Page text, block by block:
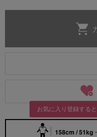
お気に入り登録する
158cm / 51kg